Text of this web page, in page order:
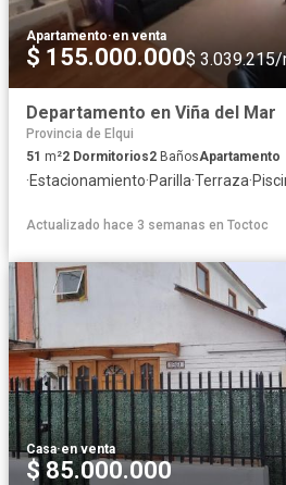
Apartamento·en venta
$ 155.000.000$ 3.039.215/
Departamento en Viña del Mar
Provincia de Elqui
51 m²2 Dormitorios2 BañosApartamento
·Estacionamiento·Parilla·Terraza·
Actualizado hace 3 semanas en Toctoc
Casa·en venta
$ 85.000.000